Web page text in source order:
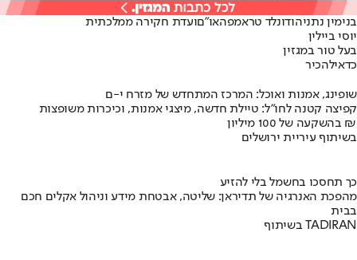
בנימין נתניהודונלד טראמפהאו"םועדת חקירה ממלכתית
יוסי ביילין
בעל טור במגזין
כדאילהכיר
שופינג, אמנות ואוכל: המרכז המתחדש של מזרח י-ם
קפיצה קטנה לחו"ל: טיילת חדשה, מיצגי אמנות, וכיכרות משופצות
בהשקעה של 100 מיליון ₪
בשיתוף עיריית ירושלים
כך תחסכו בחשמל בלי להזיע
מהפכת האנרגיה של תדיראן: שליטה, אבטחת מידע וניהול אקלים חכם
בבית
בשיתוף TADIRAN